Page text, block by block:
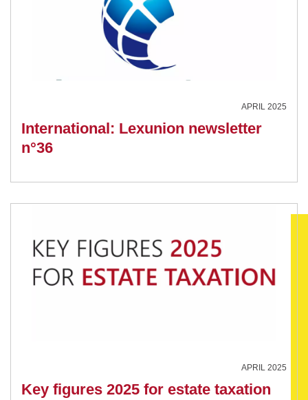
APRIL 2025
International: Lexunion newsletter
n°36
APRIL 2025
Key figures 2025 for estate taxation